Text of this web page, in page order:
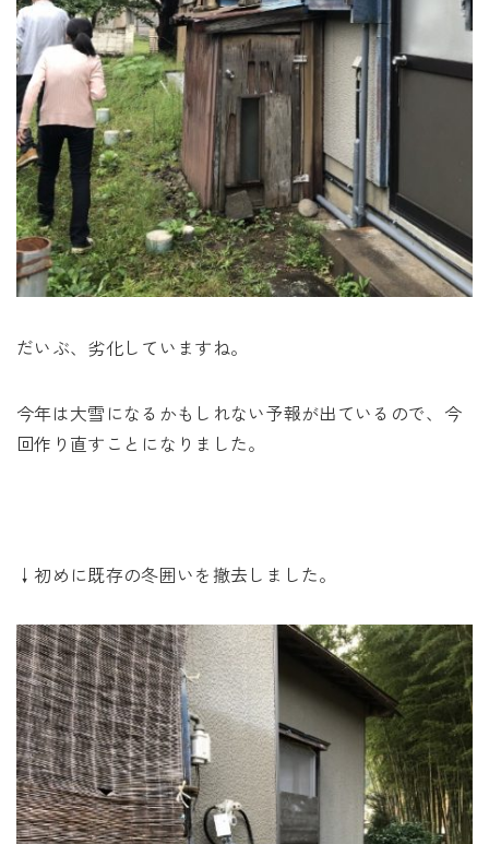
だいぶ、劣化していますね。
今年は大雪になるかもしれない予報が出ているので、今
回作り直すことになりました。
↓初めに既存の冬囲いを撤去しました。